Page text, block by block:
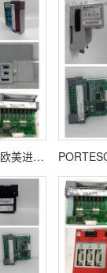
PPT VISION 661-0337欧美进口 质保一年